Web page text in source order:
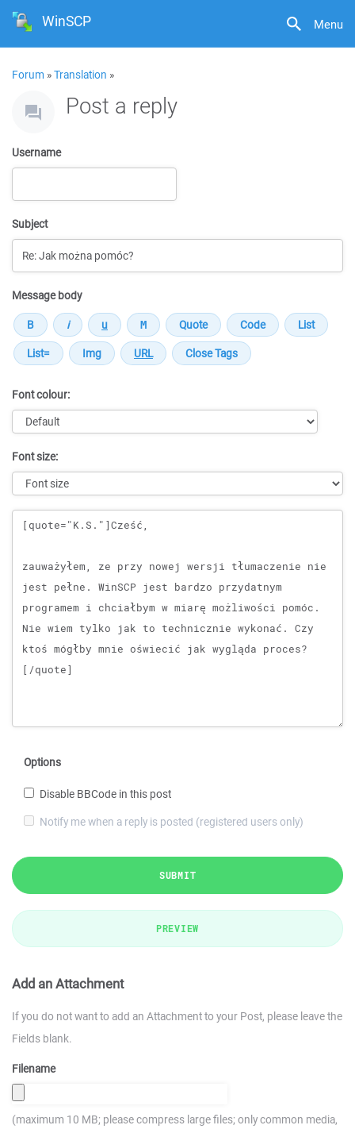
Menu
WinSCP
Forum »Translation »
Post a reply
Username
Subject
Message body
Font colour:
Font size:
Message
Options
Disable BBCode in this post
Notify me when a reply is posted (registered users only)
SUBMIT
PREVIEW
Add an Attachment
If you do not want to add an Attachment to your Post, please leave the
Fields blank.
Filename
(maximum 10 MB; please compress large files; only common media,